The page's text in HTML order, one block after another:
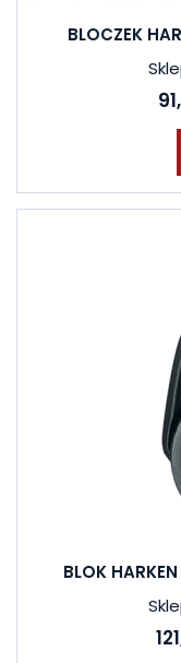
BLOCZEK
BLOK